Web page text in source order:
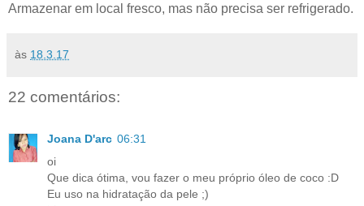
Armazenar em local fresco, mas não precisa ser refrigerado.
às 18.3.17
22 comentários:
Joana D'arc 06:31
oi
Que dica ótima, vou fazer o meu próprio óleo de coco :D
Eu uso na hidratação da pele ;)